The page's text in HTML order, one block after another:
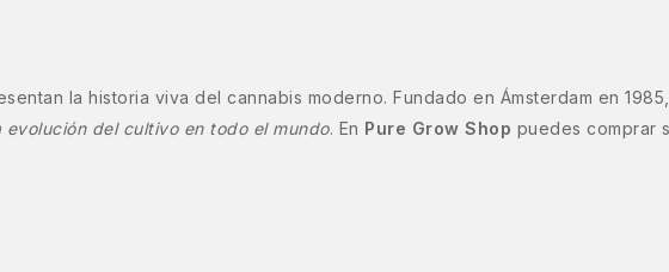
la historia viva del cannabis moderno. Fundado en Ámsterdam en
evolución del cultivo en todo el mundo. En Pure Grow Shop puedes comprar